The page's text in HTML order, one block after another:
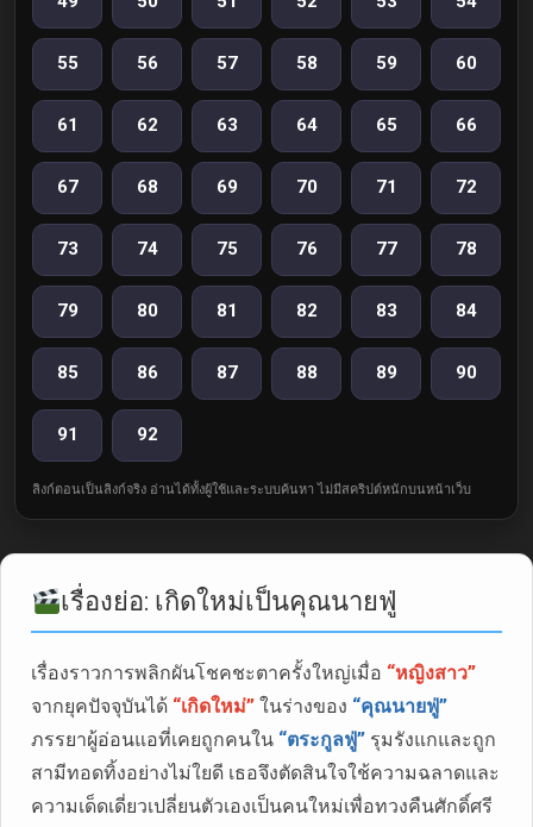
55 56 57 58 59 60
61 62 63 64 65 66
67 68 69 70 71 72
73 74 75 76 77 78
79 80 81 82 83 84
85 86 87 88 89 90
91 92
ลิงก์ตอนเป็นลิงก์จริง อ่านได้ทั้งผู้ใช้และระบบค้นหา ไม่มีสคริปต์หนักบนหน้าเว็บ
เรื่องย่อ: เกิดใหม่เป็นคุณนายฟู่
เรื่องราวการพลิกผันโชคชะตาครั้งใหญ่เมื่อ “หญิงสาว”
จากยุคปัจจุบันได้ “เกิดใหม่” ในร่างของ “คุณนายฟู่”
ภรรยาผู้อ่อนแอที่เคยถูกคนใน “ตระกูลฟู่” รุมรังแกและถูก
สามีทอดทิ้งอย่างไม่ใยดี เธอจึงตัดสินใจใช้ความฉลาดและ
ความเด็ดเดี่ยวเปลี่ยนตัวเองเป็นคนใหม่เพื่อทวงคืนศักดิ์ศรี